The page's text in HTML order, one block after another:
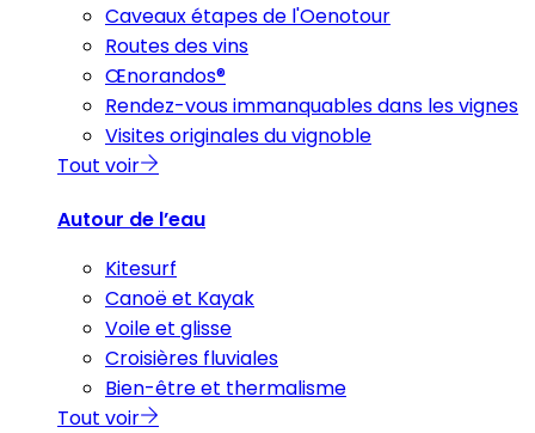
Caveaux étapes de l'Oenotour
Routes des vins
Œnorandos®
Rendez-vous immanquables dans les vignes
Visites originales du vignoble
Tout voir
Autour de l’eau
Kitesurf
Canoë et Kayak
Voile et glisse
Croisières fluviales
Bien-être et thermalisme
Tout voir